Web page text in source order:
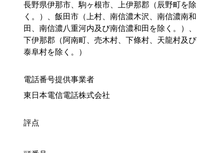
長野県伊那市、駒ヶ根市、上伊那郡（辰野町を除
く。）、飯田市（上村、南信濃木沢、南信濃南和
田、南信濃八重河内及び南信濃和田を除く。）、
下伊那郡（阿南町、売木村、下條村、天龍村及び
泰阜村を除く。）
電話番号提供事業者
東日本電信電話株式会社
評点